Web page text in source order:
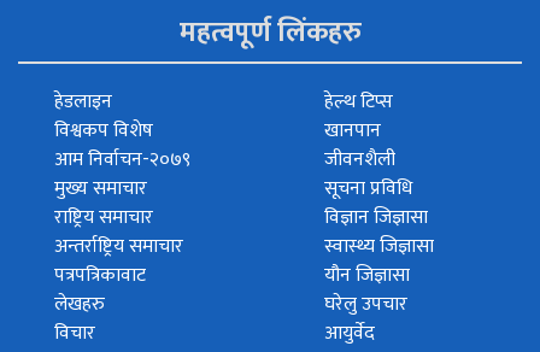
महत्वपूर्ण लिंकहरु
हेडलाइन
विश्वकप विशेष
आम निर्वाचन-२०७९
मुख्य समाचार
राष्ट्रिय समाचार
अन्तर्राष्ट्रिय समाचार
पत्रपत्रिकावाट
लेखहरु
विचार
हेल्थ टिप्स
खानपान
जीवनशैली
सूचना प्रविधि
विज्ञान जिज्ञासा
स्वास्थ्य जिज्ञासा
यौन जिज्ञासा
घरेलु उपचार
आयुर्वेद